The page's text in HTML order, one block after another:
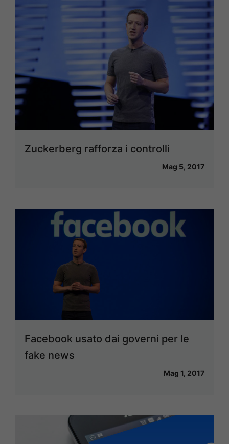
Zuckerberg rafforza i controlli
Mag 5, 2017
Facebook usato dai governi per le
fake news
Mag 1, 2017